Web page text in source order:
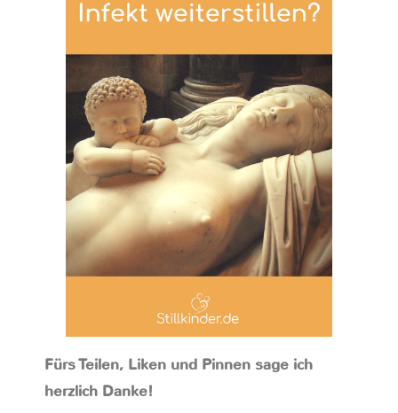
Fürs Teilen, Liken und Pinnen sage ich
herzlich Danke!